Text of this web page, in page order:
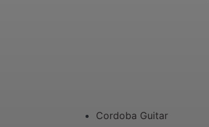
Cordoba Guitar